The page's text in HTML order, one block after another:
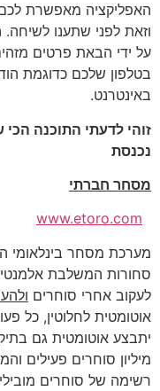
האפליקציה מאפשרת
וזאת לפני שתענו
על ידי הבאת פרטים
באינטרנט.
זוהי לדעתי התוכנה
נכנסת
מסחר חברתי
www.etoro.com
מערכת מסחר בינלאומי
סחורות המשלבת
לעקוב אחרי סוחרים
אוטומטית לחלוטין, כל
מיליון סוחרים פעילים
רשימה של סוחרים